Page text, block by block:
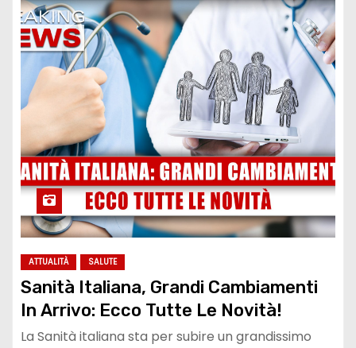
ATTUALITÀ SALUTE
Sanità Italiana, Grandi Cambiamenti
In Arrivo: Ecco Tutte Le Novità!
La Sanità italiana sta per subire un grandissimo